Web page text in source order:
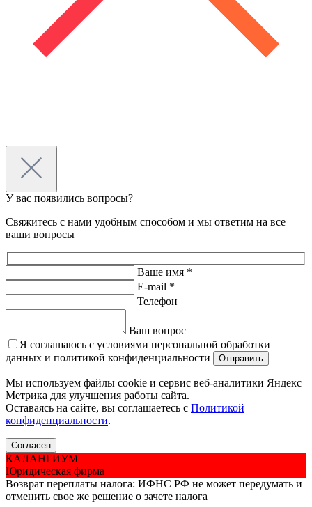
У вас появились вопросы?
Свяжитесь с нами удобным способом и мы ответим на все
ваши вопросы
Ваше имя *
E-mail *
Телефон
Ваш вопрос
Я соглашаюсь с условиями персональной обработки
данных и политикой конфиденциальности
Мы используем файлы cookie и сервис веб-аналитики Яндекс
Метрика для улучшения работы сайта.
Оставаясь на сайте, вы соглашаетесь с Политикой
конфиденциальности.
Согласен
КАЛАНГИУМ
Юридическая фирма
Возврат переплаты налога: ИФНС РФ не может передумать и
отменить свое же решение о зачете налога